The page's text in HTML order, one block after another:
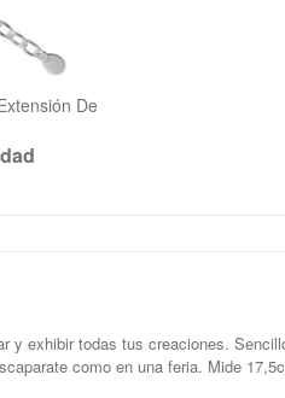
De
y exhibir todas tus creaciones.
como en una feria. Mide